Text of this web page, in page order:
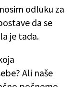
odluku za
da se
je tada.
Ali naše